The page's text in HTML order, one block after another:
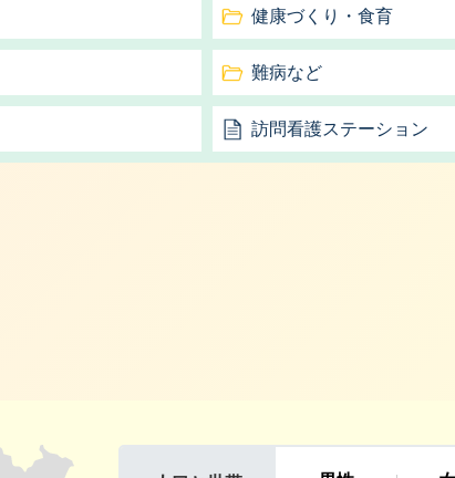
健康づくり・食育
難病など
訪問看護ステーション